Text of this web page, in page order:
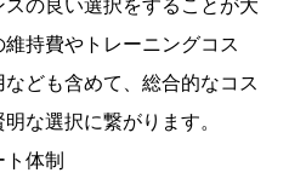
の良い選択をすることが大
持費やトレーニングコス
なども含めて、総合的なコス
な選択に繋がります。
体制